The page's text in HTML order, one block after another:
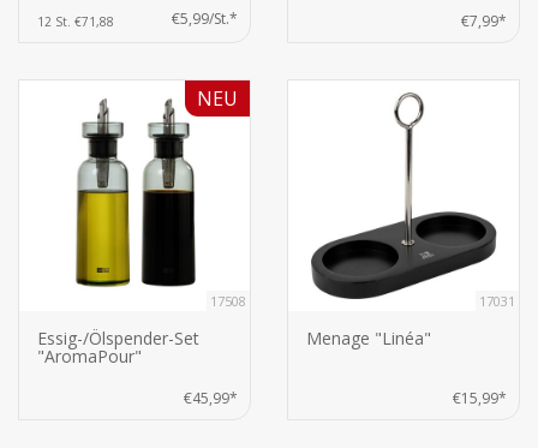
12 St. €71,88 €5,99/St.* €7,99*
17508
Essig-/Ölspender-Set
"AromaPour"
€45,99*
NEU
17031
Menage "Linéa"
€15,99*